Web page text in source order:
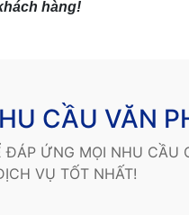
hàng!
CẦU VĂN
ỨNG MỌI NHU CẦU
VỤ TỐT NHẤT!